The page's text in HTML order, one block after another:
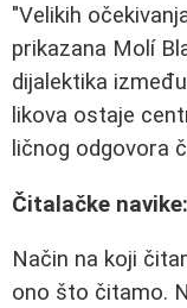
"Velikih
prikazana Molí
dijalektika
likova ostaje
ličnog odgovora
Čitalačke
Način na koji
ono što čitamo.